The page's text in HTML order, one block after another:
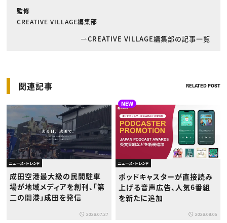
監修
CREATIVE VILLAGE編集部
CREATIVE VILLAGE編集部の記事一覧
関連記事 RELATED POST
ニュース・トレンド
成田空港最大級の民間駐車
場が地域メディアを創刊、「第
二の開港」成田を発信
2026.07.27
NEW
ニュース・トレンド
ポッドキャスターが直接読み
上げる音声広告、人気6番組
を新たに追加
2026.08.05